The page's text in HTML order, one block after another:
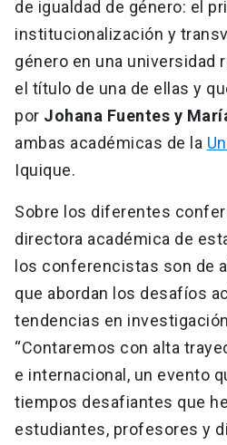
de igualdad de género: el
institucionalización y
género en una universidad
el título de una de ellas y
por Johana Fuentes y
ambas académicas de la
Iquique.
Sobre los diferentes
directora académica de
los conferencistas son de
que abordan los desafíos
tendencias en
“Contaremos con alta
e internacional, un evento
tiempos desafiantes que
estudiantes, profesores y